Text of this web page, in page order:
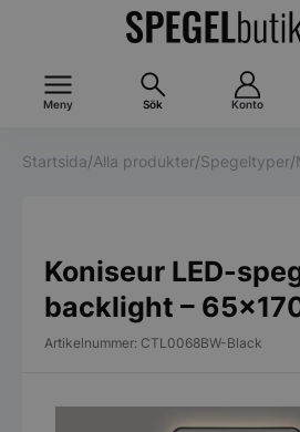
Meny Sök Konto
Startsida/Alla produkter/Spegeltyper/
Koniseur LED-
backlight –
Artikelnummer: CTL0068BW-Black